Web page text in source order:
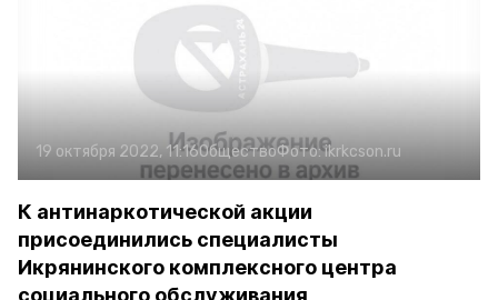
19 октября 2022, 11:16ОбществоФото:ikrkcson.ru
К антинаркотической акции
присоединились специалисты
Икрянинского комплексного центра
социального обслуживания